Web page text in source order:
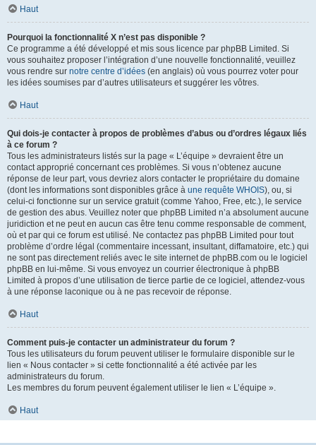
Haut
Pourquoi la fonctionnalité X n’est pas disponible ?
Ce programme a été développé et mis sous licence par phpBB Limited. Si
vous souhaitez proposer l’intégration d’une nouvelle fonctionnalité, veuillez
vous rendre sur notre centre d’idées (en anglais) où vous pourrez voter pour
les idées soumises par d’autres utilisateurs et suggérer les vôtres.
Haut
Qui dois-je contacter à propos de problèmes d’abus ou d’ordres légaux liés
à ce forum ?
Tous les administrateurs listés sur la page « L’équipe » devraient être un
contact approprié concernant ces problèmes. Si vous n’obtenez aucune
réponse de leur part, vous devriez alors contacter le propriétaire du domaine
(dont les informations sont disponibles grâce à une requête WHOIS), ou, si
celui-ci fonctionne sur un service gratuit (comme Yahoo, Free, etc.), le service
de gestion des abus. Veuillez noter que phpBB Limited n’a absolument aucune
juridiction et ne peut en aucun cas être tenu comme responsable de comment,
où et par qui ce forum est utilisé. Ne contactez pas phpBB Limited pour tout
problème d’ordre légal (commentaire incessant, insultant, diffamatoire, etc.) qui
ne sont pas directement reliés avec le site internet de phpBB.com ou le logiciel
phpBB en lui-même. Si vous envoyez un courrier électronique à phpBB
Limited à propos d’une utilisation de tierce partie de ce logiciel, attendez-vous
à une réponse laconique ou à ne pas recevoir de réponse.
Haut
Comment puis-je contacter un administrateur du forum ?
Tous les utilisateurs du forum peuvent utiliser le formulaire disponible sur le
lien « Nous contacter » si cette fonctionnalité a été activée par les
administrateurs du forum.
Les membres du forum peuvent également utiliser le lien « L’équipe ».
Haut